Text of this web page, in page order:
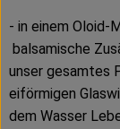
- in einem Oloid-
balsamische
unser gesamtes
eiförmigen
dem Wasser